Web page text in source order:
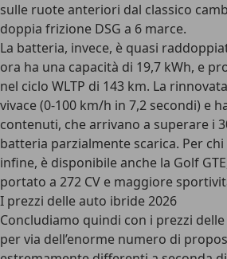
sulle ruote anteriori dal classico
doppia frizione DSG a 6 marce.
La batteria, invece, è quasi
ora ha una capacità di 19,7 kWh, e
nel ciclo WLTP di 143 km. La
vivace (0-100 km/h in 7,2 secondi) e
contenuti, che arrivano a superare i
batteria parzialmente scarica. Per
infine, è disponibile anche la Golf
portato a 272 CV e maggiore
I prezzi delle auto ibride 2026
Concludiamo quindi con i prezzi
per via dell’enorme numero di